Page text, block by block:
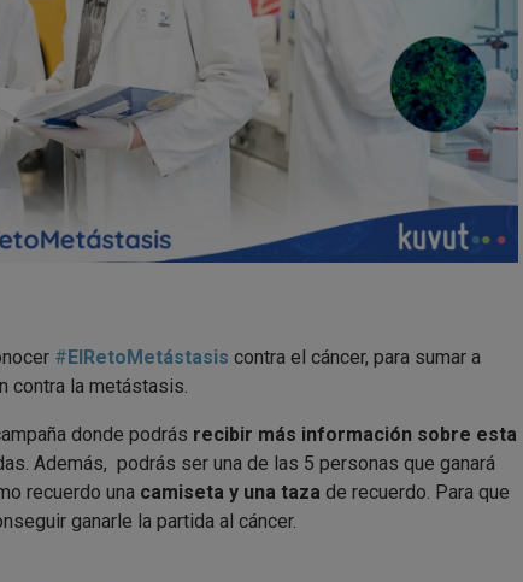
#ElRetoMetástasis contra el cáncer, para sumar a
contra la metástasis.
donde podrás recibir más información sobre esta
Además, podrás ser una de las 5 personas que ganará
recuerdo una camiseta y una taza de recuerdo. Para que
ganarle la partida al cáncer.